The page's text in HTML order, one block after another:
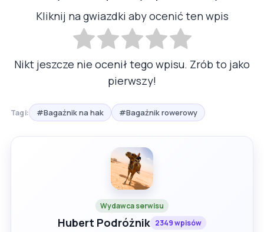
Kliknij na gwiazdki aby ocenić ten wpis
Nikt jeszcze nie ocenił tego wpisu. Zrób to jako
pierwszy!
Tagi: #Bagażnik na hak #Bagażnik rowerowy
Wydawca serwisu
Hubert Podróżnik 2349 wpisów